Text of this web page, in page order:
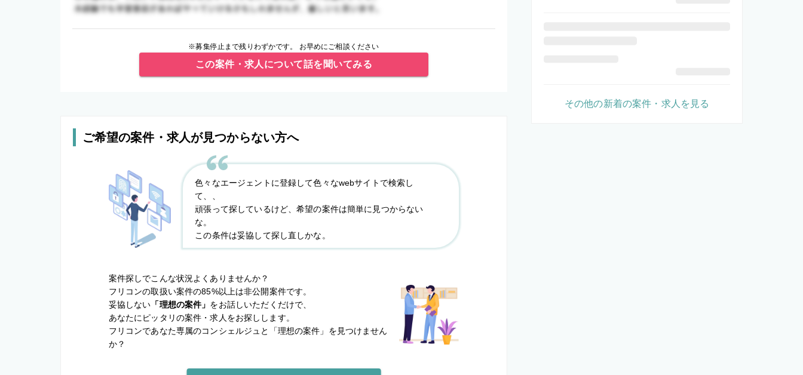
※募集停止まで残りわずかです。 お早めにご相談ください
この案件・求人について話を聞いてみる
ご希望の案件・求人が見つからない方へ
色々なエージェントに登録して色々なwebサイトで検索し
て、、
頑張って探しているけど、希望の案件は簡単に見つからない
な。
この条件は妥協して探し直しかな。
案件探しでこんな状況よくありませんか？
フリコンの取扱い案件の85%以上は非公開案件です。
妥協しない 「理想の案件」 をお話しいただくだけで、
あなたにピッタリの案件・求人をお探しします。
フリコンであなた専属のコンシェルジュと
「理想の案件」を見つけません
か？
その他の新着の案件・求人を見る